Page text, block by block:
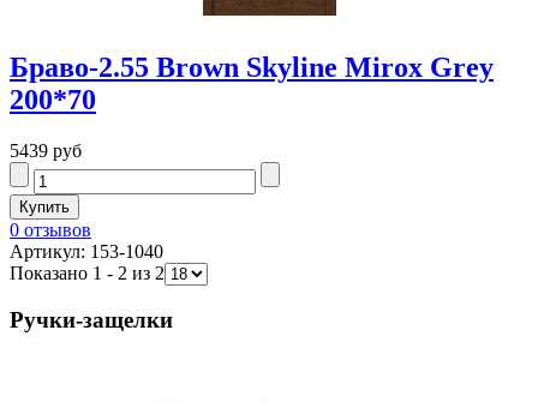
Браво-2.55 Brown Skyline Mirox Grey
200*70
5439 руб
0 отзывов
Артикул: 153-1040
Показано 1 - 2 из 2
Ручки-защелки